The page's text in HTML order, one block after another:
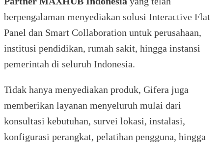
berpengalaman menyediakan solusi Interactive Flat
Panel dan Smart Collaboration untuk perusahaan,
institusi pendidikan, rumah sakit, hingga instansi
pemerintah di seluruh Indonesia.
Tidak hanya menyediakan produk, Gifera juga
memberikan layanan menyeluruh mulai dari
konsultasi kebutuhan, survei lokasi, instalasi,
konfigurasi perangkat, pelatihan pengguna, hingga